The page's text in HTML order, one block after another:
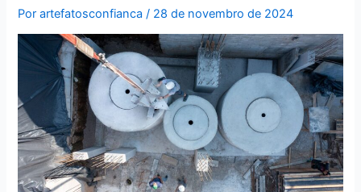
Porartefatosconfianca/ 28 de novembro de 2024